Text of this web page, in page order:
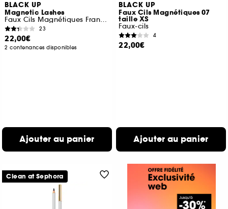
BLACK UP
Magnetic Lashes
Faux Cils Magnétiques Frange Complète
23
22,00€
2 contenances disponibles
Ajouter au panier
BLACK UP
Faux Cils Magnétiques 07
taille XS
Faux-cils
4
22,00€
Ajouter au panier
Clean at Sephora